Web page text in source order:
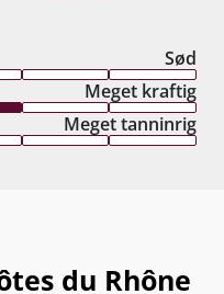
Sød
Meget kraftig
Meget tanninrig
du Rhône